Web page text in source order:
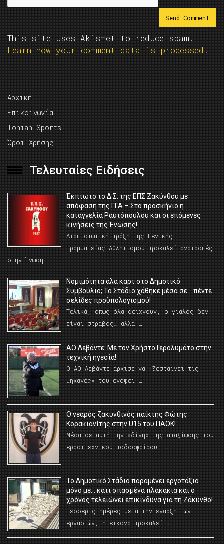
This site uses Akismet to reduce spam.
Learn how your comment data is processed.
Αρχική
Επικοινωνία
Ionian Sports
Όροι Χρήσης
Τελευταίες Ειδήσεις
Έκπτωτο το Δ.Σ. της ΕΠΣ Ζακύνθου με
απόφαση της ΓΓΑ – Στο προσκήνιο η
καταγγελία Ραυτόπουλου και οι επόμενες
κινήσεις της Ένωσης!
Διαπιστωτική πράξη της Γενικής
Γραμματείας Αθλητισμού προκαλεί ανατροπές
στην Ένωση …
Νομιμότητα αλά καρτ στο Δημοτικό
Συμβούλιο; Το Στάδιο χάθηκε μέσα σε… πέντε
σελίδες προϋπολογισμού!
Τελικά, όπως όλα δείχνουν, ο γιαλός δεν
είναι στραβός… αλλά …
ΑΟ Λεβάντε: Με τον Χρήστο Γερολυμάτο στην
τεχνική ηγεσία!
Ο ΑΟ Λεβάντε άρχισε να «ζεσταίνει τις
μηχανές» του ενόψει …
O νεαρός ζακυνθινός παίκτης Φώτης
Κορακιανίτης στην U15 του ΠΑΟΚ!
Μέσα σε αυτή την «δίνη» της απαξίωσης του
ερασιτεχνικού ποδοσφαίρου. …
Το Δημοτικό Στάδιο παραμένει εργοτάξιο
μόνο με… κάτι σπασμένα πλακάκια και ο
χρόνος τελειώνει επικίνδυνα για τη Ζάκυνθο!
Τέσσερις ημέρες μετά την έναρξη των
εργασιών, η εικόνα προκαλεί …